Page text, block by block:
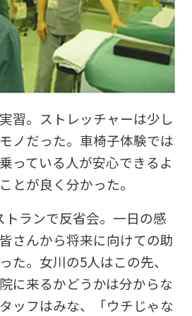
習。ストレッチャーは少し
ノだった。車椅子体験では
っている人が安心できるよ
とが良く分かった。
トランで反省会。一日の感
さんから将来に向けての助
た。女川の5人はこの先、
に来るかどうかは分からな
ッフはみな、「ウチじゃな